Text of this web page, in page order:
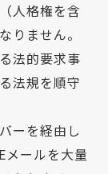
人格権を含
りません。
法的要求事
法規を順守
ーを経由し
メールを大量